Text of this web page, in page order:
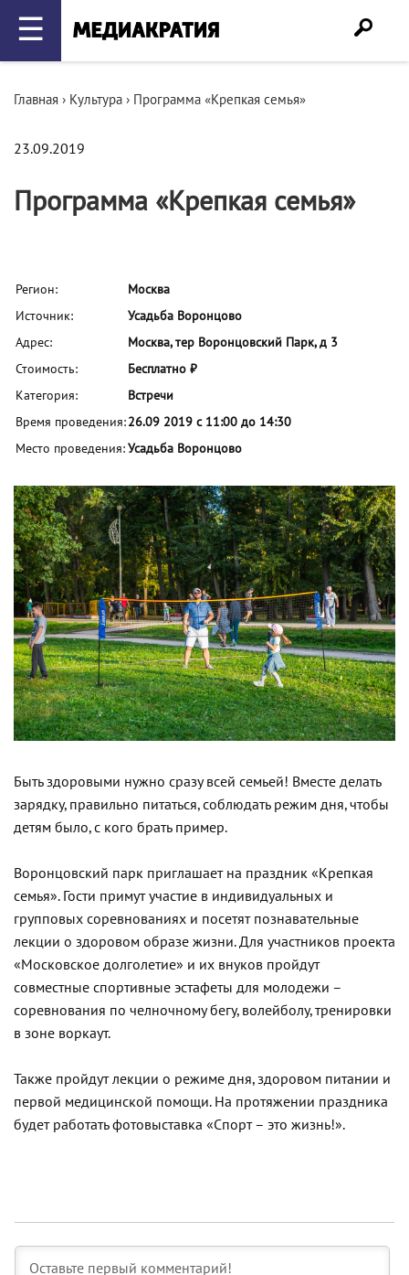
☰
Главная › Культура › Программа «Крепкая семья»
23.09.2019
Программа «Крепкая семья»
Регион:
Москва
Источник:
Усадьба Воронцово
Адрес:
Москва, тер Воронцовский Парк, д 3
Стоимость:
Бесплатно ₽
Категория:
Встречи
Время проведения:26.09 2019 с 11:00 до 14:30
Место проведения:Усадьба Воронцово
Быть здоровыми нужно сразу всей семьей! Вместе делать
зарядку, правильно питаться, соблюдать режим дня, чтобы
детям было, с кого брать пример.
Воронцовский парк приглашает на праздник «Крепкая
семья». Гости примут участие в индивидуальных и
групповых соревнованиях и посетят познавательные
лекции о здоровом образе жизни. Для участников проекта
«Московское долголетие» и их внуков пройдут
совместные спортивные эстафеты для молодежи –
соревнования по челночному бегу, волейболу, тренировки
в зоне воркаут.
Также пройдут лекции о режиме дня, здоровом питании и
первой медицинской помощи. На протяжении праздника
будет работать фотовыставка «Спорт – это жизнь!».